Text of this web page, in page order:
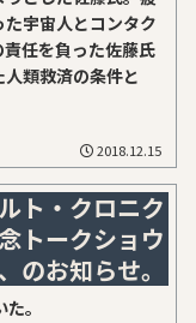
宇宙人とコンタク
任を負った佐藤氏
類救済の条件と
2018.12.15
ト・クロニク
トークショウ
のお知らせ。
。